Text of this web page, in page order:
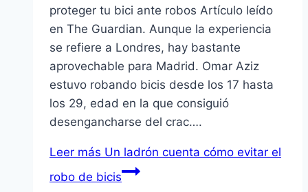
proteger tu bici ante robos Artículo leído
en The Guardian. Aunque la experiencia
se refiere a Londres, hay bastante
aprovechable para Madrid. Omar Aziz
estuvo robando bicis desde los 17 hasta
los 29, edad en la que consiguió
desengancharse del crac….
Leer más Un ladrón cuenta cómo evitar el
robo de bicis